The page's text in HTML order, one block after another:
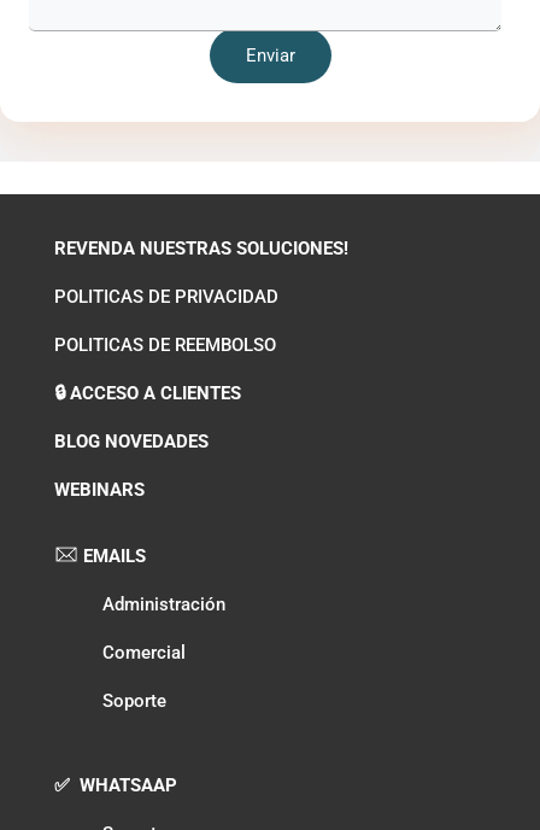
REVENDA NUESTRAS SOLUCIONES!
POLITICAS DE PRIVACIDAD
POLITICAS DE REEMBOLSO
🔒 ACCESO A CLIENTES
BLOG NOVEDADES
WEBINARS
EMAILS
Administración
Comercial
Soporte
✅ WHATSAAP